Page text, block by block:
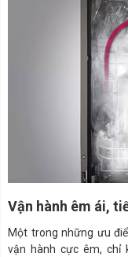
Vận hành êm ái,
Một trong những ưu
vận hành cực êm, chỉ